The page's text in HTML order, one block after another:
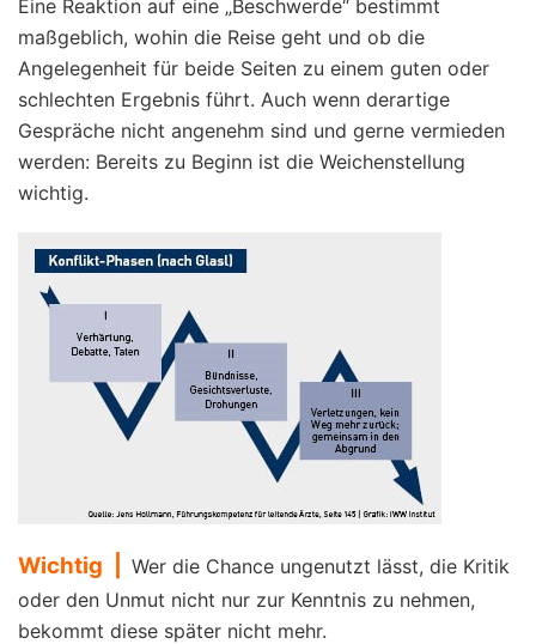
Eine Reaktion auf eine „Beschwerde“ bestimmt
maßgeblich, wohin die Reise geht und ob die
Angelegenheit für beide Seiten zu einem guten oder
schlechten Ergebnis führt. Auch wenn derartige
Gespräche nicht angenehm sind und gerne vermieden
werden: Bereits zu Beginn ist die Weichenstellung
wichtig.
Wichtig |
Wer die Chance ungenutzt lässt, die Kritik
oder den Unmut nicht nur zur Kenntnis zu nehmen,
bekommt diese später nicht mehr.